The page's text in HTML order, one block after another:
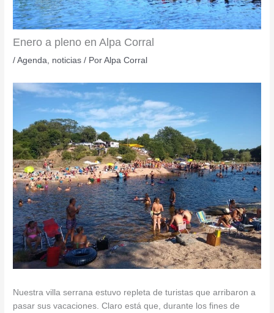
Enero a pleno en Alpa Corral
/Agenda noticias / PorAlpa Corral
Nuestra villa serrana estuvo repleta de turistas que arribaron a
pasar sus vacaciones. Claro está que, durante los fines de